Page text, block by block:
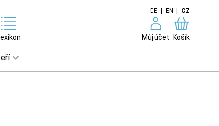
DE EN CZ
Můj účet Košík